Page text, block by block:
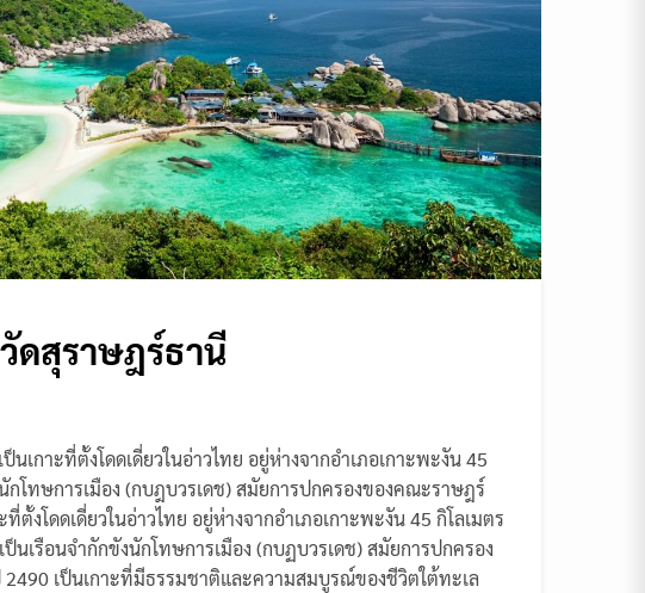
วัดสุราษฎร์ธานี
นเกาะที่ตั้งโดดเดี่ยวในอ่าวไทย อยู่ห่างจากอำเภอเกาะพะงัน 45
โทษการเมือง (กบฎบวรเดช) สมัยการปกครองของคณะราษฎร์
งโดดเดี่ยวในอ่าวไทย อยู่ห่างจากอำเภอเกาะพะงัน 45 กิโลเมตร
เรือนจำกักขังนักโทษการเมือง (กบฏบวรเดช) สมัยการปกครอง
เป็นเกาะที่มีธรรมชาติและความสมบูรณ์ของชีวิตใต้ทะเล